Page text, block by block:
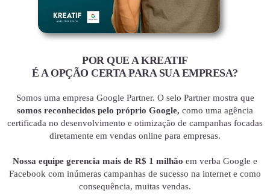
POR QUE A KREATIF
É A OPÇÃO CERTA PARA SUA EMPRESA?
Somos uma empresa Google Partner. O selo Partner mostra que
somos reconhecidos pelo próprio Google, como uma agência
certificada no desenvolvimento e otimização de campanhas focadas
diretamente em vendas online para empresas.
Nossa equipe gerencia mais de R$ 1 milhão em verba Google e
Facebook com inúmeras campanhas de sucesso na internet e como
consequência, muitas vendas.